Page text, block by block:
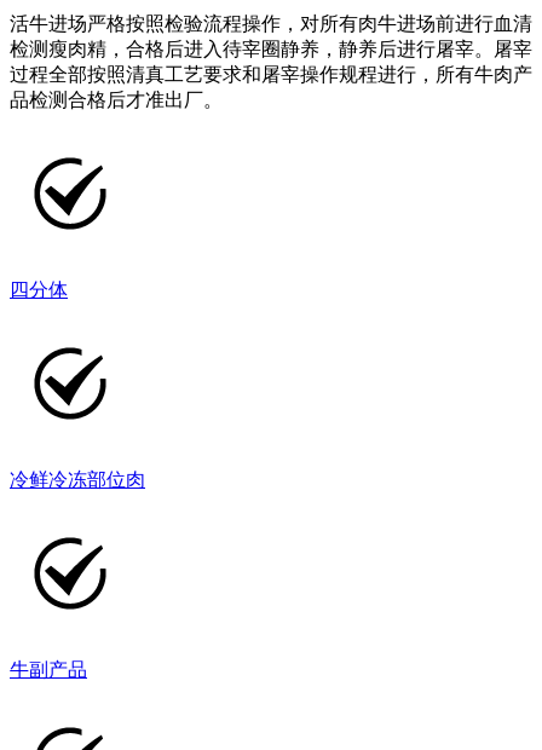
活牛进场严格按照检验流程操作，对所有肉牛进场前进行血清
检测瘦肉精，合格后进入待宰圈静养，静养后进行屠宰。屠宰
过程全部按照清真工艺要求和屠宰操作规程进行，所有牛肉产
品检测合格后才准出厂。
四分体
冷鲜冷冻部位肉
牛副产品